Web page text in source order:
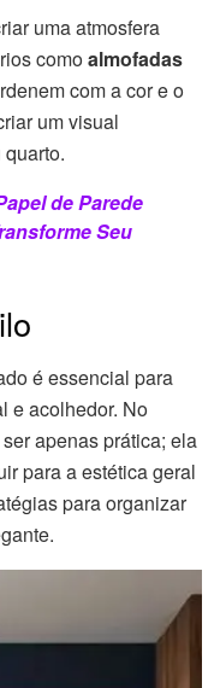
uma atmosfera
comoalmofadas
com a cor e o
um visual
de Parede
Seu
é essencial para
e acolhedor. No
apenas prática; ela
para a estética geral
para organizar